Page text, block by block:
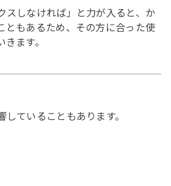
スしなければ」と力が入ると、か
ともあるため、その方に合った使
ます。
ていることもあります。